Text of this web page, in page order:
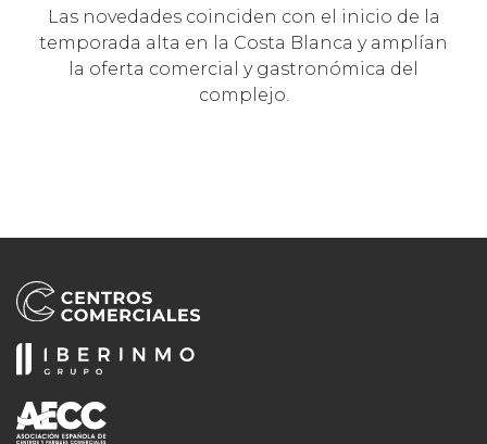
Las novedades coinciden con el inicio de la
temporada alta en la Costa Blanca y amplían
la oferta comercial y gastronómica del
complejo.